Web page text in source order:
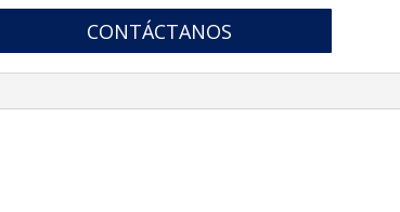
CONTÁCTANOS